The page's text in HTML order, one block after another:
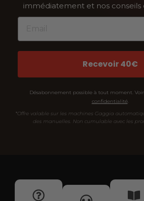
immédiatement et nos conseils
Email
Recevoir 40€
Désabonnement possible à tout moment.
confidentialité.
*Offre valable sur les machines Gaggia
des manuelles. Non cumulable avec les